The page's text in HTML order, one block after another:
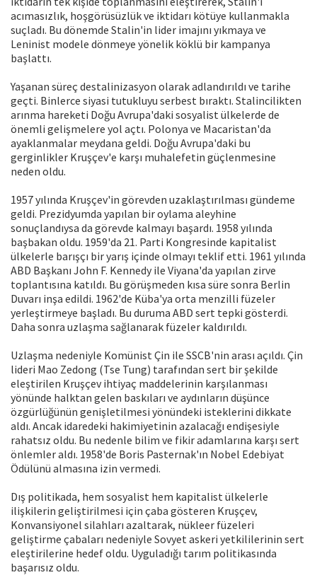
acımasızlık, hoşgörüsüzlük ve iktidarı kötüye kullanmakla
suçladı. Bu dönemde Stalin'in lider imajını yıkmaya ve
Leninist modele dönmeye yönelik köklü bir kampanya
başlattı.
Yaşanan süreç destalinizasyon olarak adlandırıldı ve tarihe
geçti. Binlerce siyasi tutukluyu serbest bıraktı. Stalincilikten
arınma hareketi Doğu Avrupa'daki sosyalist ülkelerde de
önemli gelişmelere yol açtı. Polonya ve Macaristan'da
ayaklanmalar meydana geldi. Doğu Avrupa'daki bu
gerginlikler Kruşçev'e karşı muhalefetin güçlenmesine
neden oldu.
1957 yılında Kruşçev'in görevden uzaklaştırılması gündeme
geldi. Prezidyumda yapılan bir oylama aleyhine
sonuçlandıysa da görevde kalmayı başardı. 1958 yılında
başbakan oldu. 1959'da 21. Parti Kongresinde kapitalist
ülkelerle barışçı bir yarış içinde olmayı teklif etti. 1961 yılında
ABD Başkanı John F. Kennedy ile Viyana'da yapılan zirve
toplantısına katıldı. Bu görüşmeden kısa süre sonra Berlin
Duvarı inşa edildi. 1962'de Küba'ya orta menzilli füzeler
yerleştirmeye başladı. Bu duruma ABD sert tepki gösterdi.
Daha sonra uzlaşma sağlanarak füzeler kaldırıldı.
Uzlaşma nedeniyle Komünist Çin ile SSCB'nin arası açıldı. Çin
lideri Mao Zedong (Tse Tung) tarafından sert bir şekilde
eleştirilen Kruşçev ihtiyaç maddelerinin karşılanması
yönünde halktan gelen baskıları ve aydınların düşünce
özgürlüğünün genişletilmesi yönündeki isteklerini dikkate
aldı. Ancak idaredeki hakimiyetinin azalacağı endişesiyle
rahatsız oldu. Bu nedenle bilim ve fikir adamlarına karşı sert
önlemler aldı. 1958'de Boris Pasternak'ın Nobel Edebiyat
Ödülünü almasına izin vermedi.
Dış politikada, hem sosyalist hem kapitalist ülkelerle
ilişkilerin geliştirilmesi için çaba gösteren Kruşçev,
Konvansiyonel silahları azaltarak, nükleer füzeleri
geliştirme çabaları nedeniyle Sovyet askeri yetkililerinin sert
eleştirilerine hedef oldu. Uyguladığı tarım politikasında
başarısız oldu.